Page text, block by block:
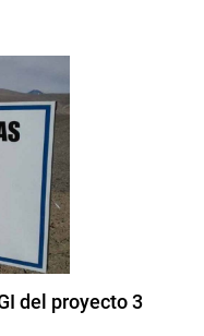
del proyecto 3